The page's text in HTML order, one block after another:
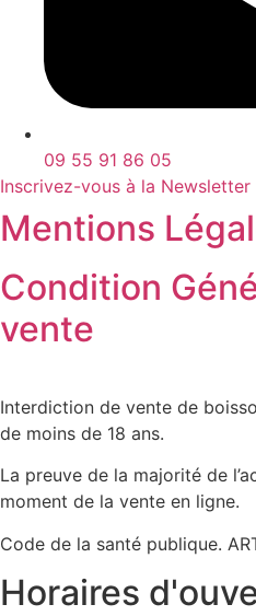
09 55 91 86 05
Inscrivez-vous à la Newsletter
Mentions
Condition
vente
Interdiction de vente de
de moins de 18 ans.
La preuve de la majorité de
moment de la vente en ligne.
Code de la santé publique.
Horaires